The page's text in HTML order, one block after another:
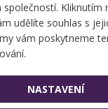
společností. Kliknutím
udělíte souhlas s
vám poskytneme
NASTAVENÍ